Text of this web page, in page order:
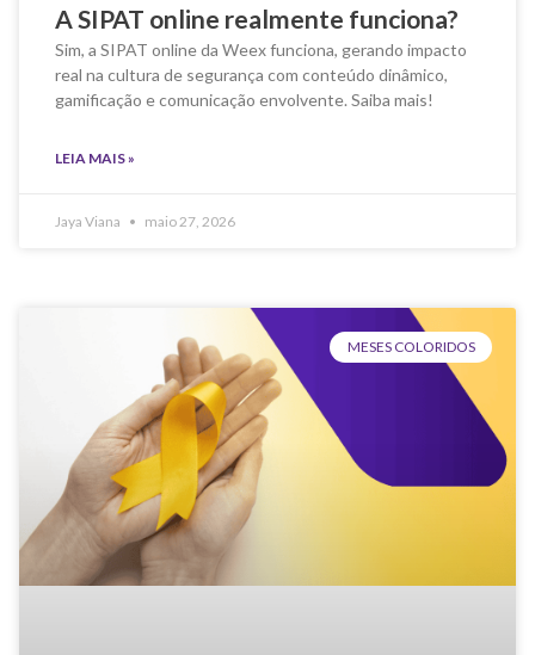
A SIPAT online realmente funciona?
Sim, a SIPAT online da Weex funciona, gerando impacto
real na cultura de segurança com conteúdo dinâmico,
gamificação e comunicação envolvente. Saiba mais!
LEIA MAIS »
Jaya Viana maio 27, 2026
MESES COLORIDOS